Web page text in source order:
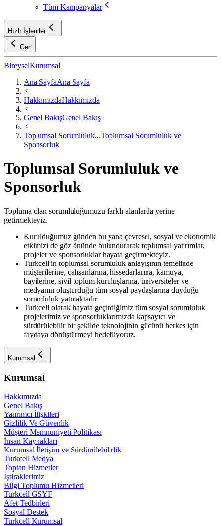
Tüm Kampanyalar
Hızlı İşlemler
Geri
BireyselKurumsal
Ana SayfaAna Sayfa
HakkımızdaHakkımızda
Genel BakışGenel Bakış
Toplumsal Sorumluluk...Toplumsal Sorumluluk ve
Sponsorluk
Toplumsal Sorumluluk ve
Sponsorluk
Topluma olan sorumluluğumuzu farklı alanlarda yerine
getirmekteyiz.
Kurulduğumuz günden bu yana çevresel, sosyal ve ekonomik
etkimizi de göz önünde bulundurarak toplumsal yatırımlar,
projeler ve sponsorluklar hayata geçirmekteyiz.
Turkcell'in toplumsal sorumluluk anlayışının temelinde
müşterilerine, çalışanlarına, hissedarlarına, kamuya,
bayilerine, sivil toplum kuruluşlarına, üniversiteler ve
medyanın oluşturduğu tüm sosyal paydaşlarına duyduğu
sorumluluk yatmaktadır.
Turkcell olarak hayata geçirdiğimiz tüm sosyal sorumluluk
projelerimiz ve sponsorluklarımızda kapsayıcı ve
sürdürülebilir bir şekilde teknolojinin gücünü herkes için
faydaya dönüştürmeyi hedefliyoruz.
Kurumsal
Kurumsal
Hakkımızda
Genel Bakış
Yatırımcı İlişkileri
Gizlilik Ve Güvenlik
Müşteri Memnuniyeti Politikası
İnsan Kaynakları
Kurumsal İletişim ve Sürdürülebilirlik
Turkcell Medya
Toptan Hizmetler
İştiraklerimiz
Bilgi Toplumu Hizmetleri
Turkcell GSYF
Afet Tedbirleri
Sosyal Destek
Turkcell Kurumsal